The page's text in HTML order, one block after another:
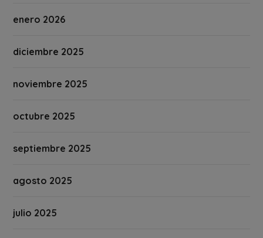
enero 2026
diciembre 2025
noviembre 2025
octubre 2025
septiembre 2025
agosto 2025
julio 2025